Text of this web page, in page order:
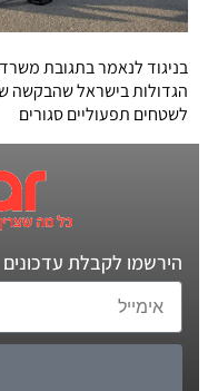
בניגוד לנאמר בתגובת משרד
הגדולות בישראל שהבקשה
לשטחים תפעוליים סגורים
הירשמו לקבלת עדכונים